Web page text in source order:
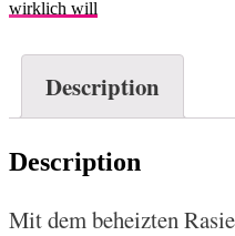
wirklich will
Description
Description
Mit dem beheizten